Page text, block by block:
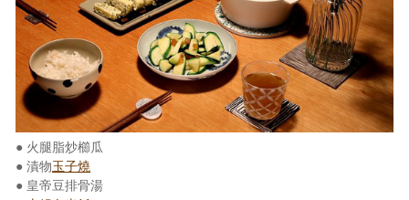
● 火腿脂炒櫛瓜
● 漬物玉子燒
● 皇帝豆排骨湯